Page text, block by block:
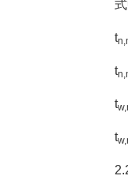
式
t
t
t
t
2.2